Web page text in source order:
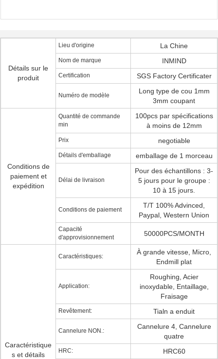
Détails sur le
produit
Lieu d'origine La Chine
Nom de marque INMIND
Certification SGS Factory Certificater
Numéro de modèle
Long type de cou 1mm
3mm coupant
Conditions de
paiement et
expédition
Quantité de commande
min
100pcs par spécifications
à moins de 12mm
Prix negotiable
Détails d'emballage emballage de 1 morceau
Délai de livraison
Pour des échantillons : 3-
5 jours pour le groupe :
10 à 15 jours.
Conditions de paiement
T/T 100% Advinced,
Paypal, Western Union
Capacité
d'approvisionnement
50000PCS/MONTH
Caractéristique
s et détails
Caractéristiques:
À grande vitesse, Micro,
Endmill plat
Application:
Roughing, Acier
inoxydable, Entaillage,
Fraisage
Revêtement: Tialn a enduit
Cannelure NON.:
Cannelure 4, Cannelure
quatre
HRC: HRC60